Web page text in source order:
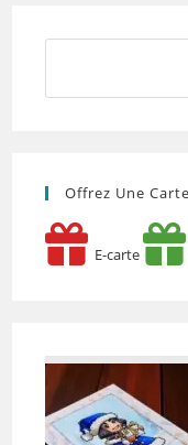
Offrez Une
E-carte